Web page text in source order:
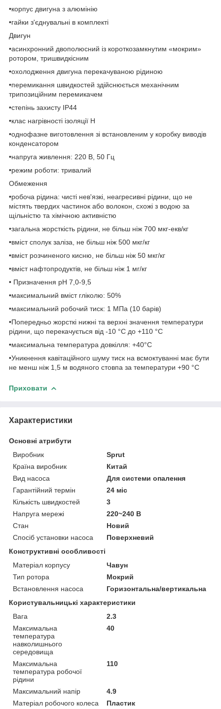
•корпус двигуна з алюмінію
•гайки з'єднувальні в комплекті
Двигун
•асинхронний двополюсний із короткозамкнутим «мокрим»
ротором, тришвидкісним
•охолодження двигуна перекачуваною рідиною
•перемикання швидкостей здійснюється механічним
трипозиційним перемикачем
•степінь захисту IP44
•клас нагрівності ізоляції H
•однофазне виготовлення зі встановленим у коробку виводів
конденсатором
•напруга живлення: 220 В, 50 Гц
•режим роботи: тривалий
Обмеження
•робоча рідина: чисті нев'язкі, неагресивні рідини, що не
містять твердих частинок або волокон, схожі з водою за
щільністю та хімічною активністю
•загальна жорсткість рідини, не більш ніж 700 мкг-екв/кг
•вміст сполук заліза, не більш ніж 500 мкг/кг
•вміст розчиненого кисню, не більш ніж 50 мкг/кг
•вміст нафтопродуктів, не більш ніж 1 мг/кг
• Призначення рН 7,0-9,5
•максимальний вміст гліколю: 50%
•максимальний робочий тиск: 1 МПа (10 барів)
•Попередньо жорсткі нижні та верхні значення температури
рідини, що перекачується від -10 °C до +110 °C
•максимальна температура довкілля: +40°С
•Уникнення кавітаційного шуму тиск на всмоктуванні має бути
не менш ніж 1,5 м водяного стовпа за температури +90 °C
Приховати
Характеристики
Основні атрибути
Виробник
Sprut
Країна виробник
Китай
Вид насоса
Для системи опалення
Гарантійний термін
24 міс
Кількість швидкостей
3
Напруга мережі
220~240 В
Стан
Новий
Спосіб установки насоса
Поверхневий
Конструктивні особливості
Матеріал корпусу
Чавун
Тип ротора
Мокрий
Встановлення насоса
Горизонтальна/вертикальна
Користувальницькі характеристики
Вага
2.3
Максимальна
температура
навколишнього
середовища
40
Максимальна
температура робочої
рідини
110
Максимальний напір
4.9
Матеріал робочого колеса
Пластик